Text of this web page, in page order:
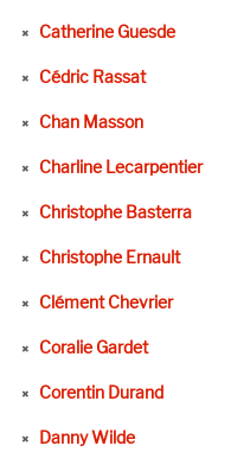
Catherine Guesde
Cédric Rassat
Chan Masson
Charline Lecarpentier
Christophe Basterra
Christophe Ernault
Clément Chevrier
Coralie Gardet
Corentin Durand
Danny Wilde